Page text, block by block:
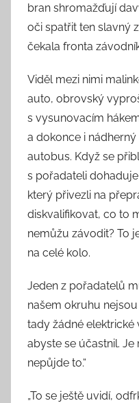
bran shromažďují
oči spatřit ten slavný
čekala fronta
Viděl mezi nimi
auto, obrovský
s vysunovacím
a dokonce i
autobus. Když se
s pořadateli
který přivezli na
diskvalifikovat, co to
nemůžu závodit? To
na celé kolo.
Jeden z pořadatelů
našem okruhu
tady žádné elektrické
abyste se účastnil.
nepůjde to.“
„To se ještě uvidí,